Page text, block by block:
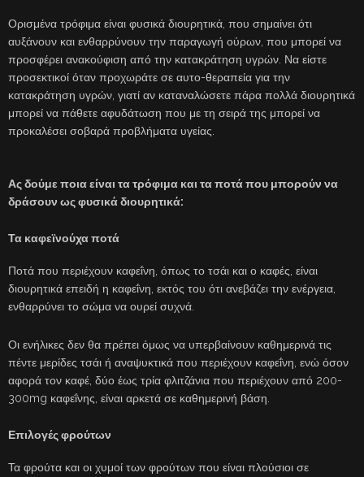
Ορισμένα τρόφιμα είναι φυσικά διουρητικά, που σημαίνει ότι
αυξάνουν και ενθαρρύνουν την παραγωγή ούρων, που μπορεί να
προσφέρει ανακούφιση από την κατακράτηση υγρών. Να είστε
προσεκτικοί όταν προχωράτε σε αυτο-θεραπεία για την
κατακράτηση υγρών, γιατί αν καταναλώσετε πάρα πολλά διουρητικά
μπορεί να πάθετε αφυδάτωση που με τη σειρά της μπορεί να
προκαλέσει σοβαρά προβλήματα υγείας.
Ας δούμε ποια είναι τα τρόφιμα και τα ποτά που μπορούν να
δράσουν ως φυσικά διουρητικά:
Τα καφεϊνούχα ποτά
Ποτά που περιέχουν καφεΐνη, όπως το τσάι και ο καφές, είναι
διουρητικά επειδή η καφεΐνη, εκτός του ότι ανεβάζει την ενέργεια,
ενθαρρύνει το σώμα να ουρεί συχνά.
Οι ενήλικες δεν θα πρέπει όμως να υπερβαίνουν καθημερινά τις
πέντε μερίδες τσάι ή αναψυκτικά που περιέχουν καφεΐνη, ενώ όσον
αφορά τον καφέ, δύο έως τρία φλιτζάνια που περιέχουν από 200-
300mg καφεΐνης, είναι αρκετά σε καθημερινή βάση.
Επιλογές φρούτων
Τα φρούτα και οι χυμοί των φρούτων που είναι πλούσιοι σε